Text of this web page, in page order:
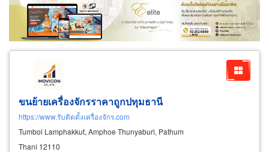
Wholesale Retail Manufacturer
Dealer
Exporter/Importer
Service Business
ขนย้ายเครื่องจักรราคาถูกปทุมธานี
https://www.รับติดตั้งเครื่องจักร.com
Tumbol Lamphakkut, Amphoe Thunyaburi, Pathum
Thani 12110